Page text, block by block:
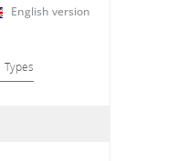
English version
Types